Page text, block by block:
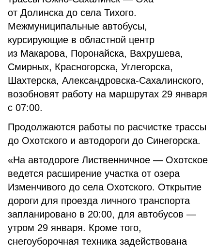
от Долинска до села Тихого.
Межмуниципальные автобусы,
курсирующие в областной центр
из Макарова, Поронайска, Вахрушева,
Смирных, Красногорска, Углегорска,
Шахтерска, Александровска-Сахалинского,
возобновят работу на маршрутах 29 января
с 07:00.
Продолжаются работы по расчистке трассы
до Охотского и автодороги до Синегорска.
«На автодороге Лиственничное — Охотское
ведется расширение участка от озера
Изменчивого до села Охотского. Открытие
дороги для проезда личного транспорта
запланировано в 20:00, для автобусов —
утром 29 января. Кроме того,
снегоуборочная техника задействована